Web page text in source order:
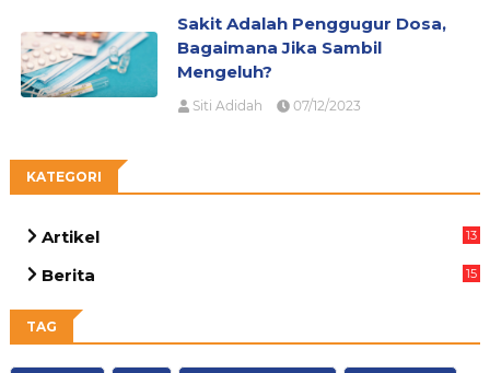
Sakit Adalah Penggugur Dosa,
Bagaimana Jika Sambil
Mengeluh?
Siti Adidah 07/12/2023
KATEGORI
Artikel
13
Berita
15
TAG